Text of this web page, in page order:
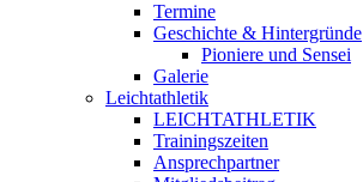
Termine
Geschichte & Hintergründe
Pioniere und Sensei
Galerie
Leichtathletik
LEICHTATHLETIK
Trainingszeiten
Ansprechpartner